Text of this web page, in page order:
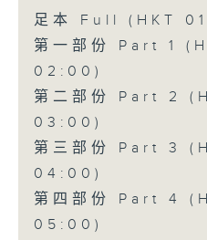
足本 Full (HKT
第一部份 Part 1
02:00)
第二部份 Part 2
03:00)
第三部份 Part 3
04:00)
第四部份 Part 4
05:00)